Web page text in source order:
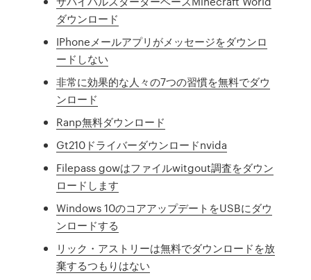
ダウンロード
IPhoneメールアプリがメッセージをダウンロ
ードしない
非常に効果的な人々の7つの習慣を無料でダウ
ンロード
Ranp無料ダウンロード
Gt210ドライバーダウンロードnvida
Filepass gowはファイルwitgout調査をダウン
ロードします
Windows 10のコアアップデートをUSBにダウ
ンロードする
リック・アストリーは無料でダウンロードを放
棄するつもりはない